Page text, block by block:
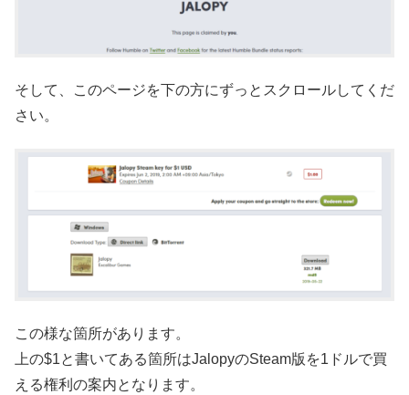
そして、このページを下の方にずっとスクロールしてくだ
さい。
この様な箇所があります。
上の$1と書いてある箇所はJalopyのSteam版を1ドルで買
える権利の案内となります。